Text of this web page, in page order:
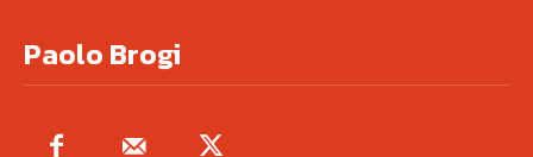
Paolo Brogi